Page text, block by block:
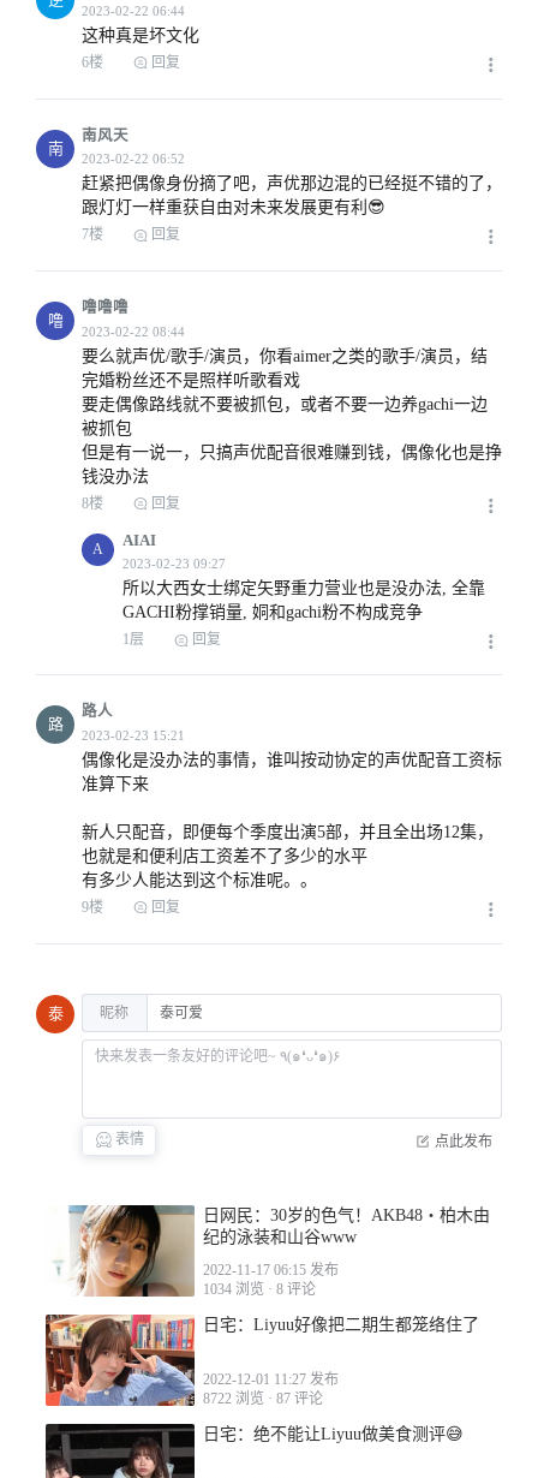
2023-02-22 01:09
2023-02-22 01:24
2023-02-22 01:36
2023-02-22 03:31
2023-02-23 01:28
2023-02-22 06:44
这种真是坏文化
6楼 回复
南
南风天
赶紧把偶像身份摘了吧，声优那边混的已经挺不错的了，
跟灯灯一样重获自由对未来发展更有利😎
7楼 回复
噜
噜噜噜
要么就声优/歌手/演员，你看aimer之类的歌手/演员，结
完婚粉丝还不是照样听歌看戏
要走偶像路线就不要被抓包，或者不要一边养gachi一边
被抓包
但是有一说一，只搞声优配音很难赚到钱，偶像化也是挣
钱没办法
8楼 回复
A
AIAI
所以大西女士绑定矢野重力营业也是没办法, 全靠
GACHI粉撑销量, 姛和gachi粉不构成竞争
1层 回复
路
路人
偶像化是没办法的事情，谁叫按动协定的声优配音工资标
准算下来
新人只配音，即便每个季度出演5部，并且全出场12集，
也就是和便利店工资差不了多少的水平
有多少人能达到这个标准呢。。
9楼 回复
泰 昵称
表情 点此发布
日网民：30岁的色气！AKB48・柏木由
纪的泳装和山谷www
2022-11-17 06:15 发布
1034 浏览 · 8 评论
日宅：Liyuu好像把二期生都笼络住了
2022-12-01 11:27 发布
8722 浏览 · 87 评论
日宅：绝不能让Liyuu做美食测评😅